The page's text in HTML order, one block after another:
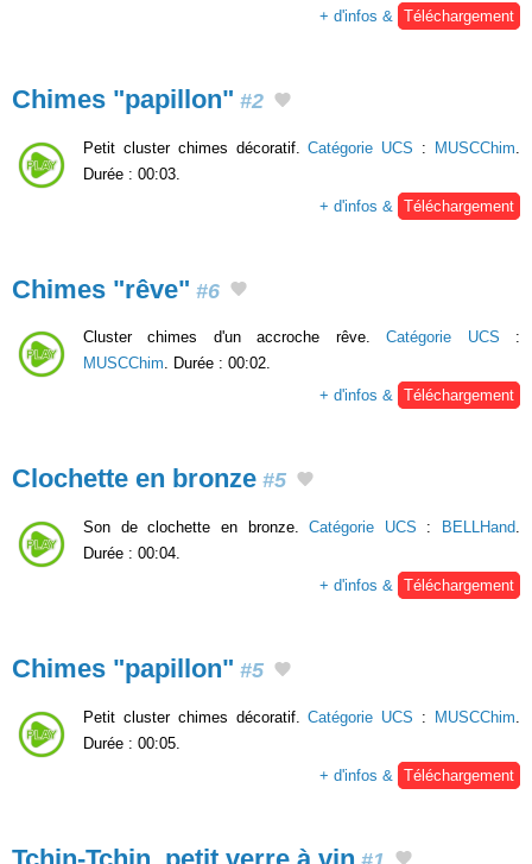
+ d'infos &
Téléchargement
Chimes "papillon" #2
Petit cluster chimes décoratif.Catégorie UCS : MUSCChim
Durée : 00:03.
+ d'infos &
Téléchargement
Chimes "rêve" #6
Cluster chimes d'un accroche rêve.Catégorie UCS :
MUSCChim. Durée : 00:02.
+ d'infos & Téléchargement
Clochette en bronze #5
Son de clochette en bronze.Catégorie UCS : BELLHand
Durée : 00:04.
+ d'infos &
Téléchargement
Chimes "papillon" #5
Petit cluster chimes décoratif.Catégorie UCS : MUSCChim
Durée : 00:05.
+ d'infos &
Téléchargement